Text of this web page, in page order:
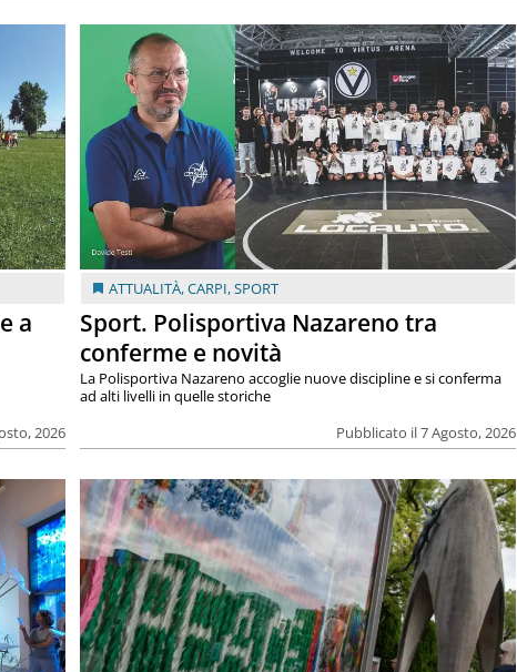
a
2026
ATTUALITÀ,CARPI,SPORT
Sport. Polisportiva Nazareno tra
conferme e novità
Pubblicato il 7 Agosto, 2026
La Polisportiva Nazareno accoglie nuove discipline e si conferma
ad alti livelli in quelle storiche